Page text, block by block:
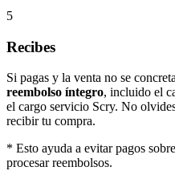
5
Recibes
Si pagas y la venta no se
reembolso íntegro, incluido el
el cargo servicio Scry. No
recibir tu compra.
* Esto ayuda a evitar pagos
procesar reembolsos.